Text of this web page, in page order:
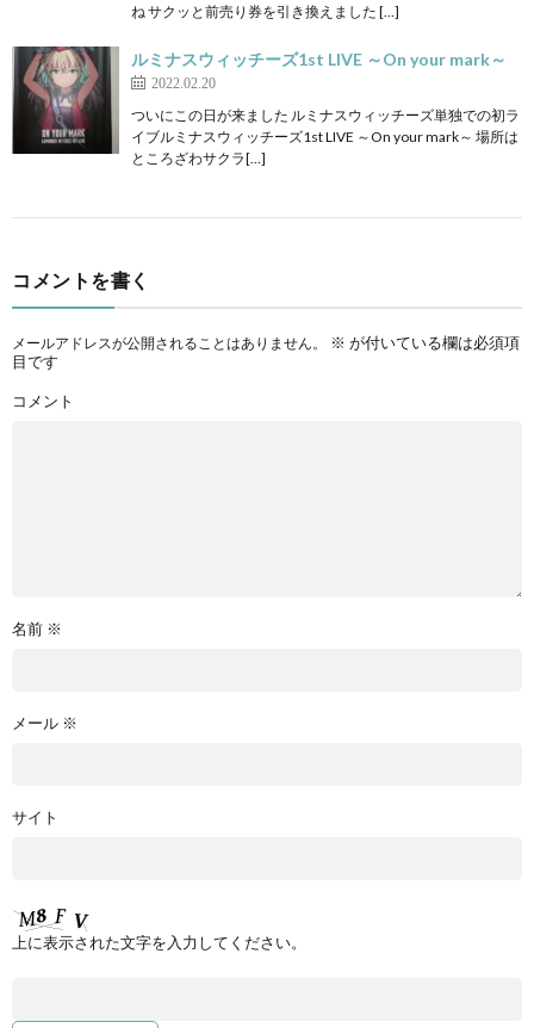
ね サクッと前売り券を引き換えました […]
ルミナスウィッチーズ1st LIVE ～On your mark～
2022.02.20
ついにこの日が来ました ルミナスウィッチーズ単独での初ラ
イブルミナスウィッチーズ1st LIVE ～On your mark～ 場所は
ところざわサクラ[…]
コメントを書く
メールアドレスが公開されることはありません。 ※ が付いている欄は必須項
目です
コメント
名前 ※
メール ※
サイト
上に表示された文字を入力してください。